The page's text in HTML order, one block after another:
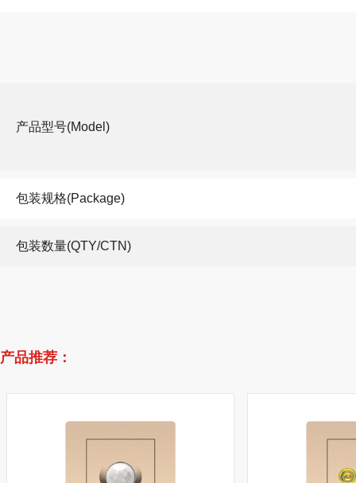
产品型号(Model)
包装规格(Package)
包装数量(QTY/CTN)
产品推荐：